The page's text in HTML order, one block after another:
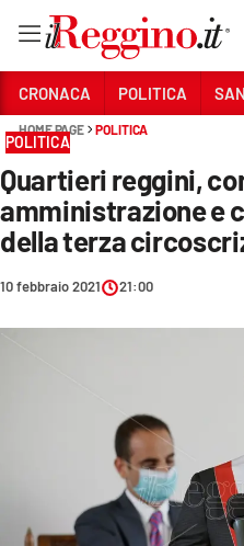
Sezioni
CRONACA
POLITICA
SANITÀ
AMBIENTE
ECONOMIA E LAVORO
EVENTI
CRONACA POLITICA
HOME PAGE POLITICA
POLITICA
Quartieri reggini,
amministrazione e
della terza
10 febbraio 2021 21:00